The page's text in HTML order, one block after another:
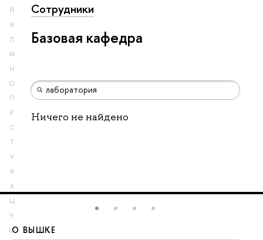
Й
К
Л
М
Н
О
П
Р
С
Т
У
Ф
Х
Ц
Ч
Ш
Сотрудники
Базовая кафедра
Ничего не найдено
О ВЫШКЕ